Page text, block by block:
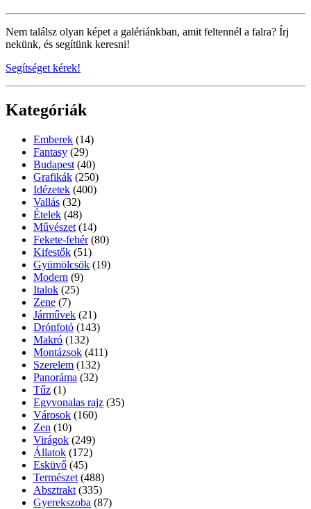
Nem találsz olyan képet a galériánkban, amit feltennél a falra? Írj
nekünk, és segítünk keresni!
Segítséget kérek!
Kategóriák
Emberek (14)
Fantasy (29)
Budapest (40)
Grafikák (250)
Idézetek (400)
Vallás (32)
Ételek (48)
Művészet (14)
Fekete-fehér (80)
Kifestők (51)
Gyümölcsök (19)
Modern (9)
Italok (25)
Zene (7)
Járművek (21)
Drónfotó (143)
Makró (132)
Montázsok (411)
Szerelem (132)
Panoráma (32)
Tűz (1)
Egyvonalas rajz (35)
Városok (160)
Zen (10)
Virágok (249)
Állatok (172)
Esküvő (45)
Természet (488)
Absztrakt (335)
Gyerekszoba (87)